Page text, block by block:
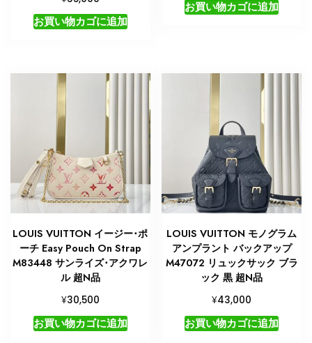
お買い物カゴに追加
お買い物カゴに追加
LOUIS VUITTON イージー･ポ
ーチ Easy Pouch On Strap
M83448 サンライズ･アクワレ
ル 超N品
¥30,500
お買い物カゴに追加
LOUIS VUITTON モノグラム
アンプラント バックアップ
M47072 リュックサック ブラ
ック 黒 超N品
¥43,000
お買い物カゴに追加